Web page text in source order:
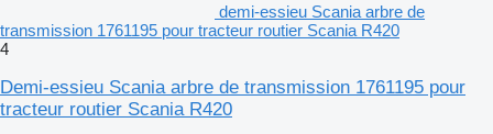
demi-essieu Scania arbre de
transmission 1761195 pour tracteur routier Scania R420
4
Demi-essieu Scania arbre de transmission 1761195 pour
tracteur routier Scania R420